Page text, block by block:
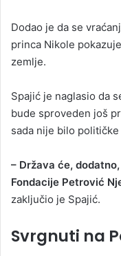
Dodao je da se
princa Nikole
zemlje.
Spajić je naglasio da
bude sproveden još
sada nije bilo
– Država će,
Fondacije Petrović
zaključio je Spajić.
Svrgnuti na